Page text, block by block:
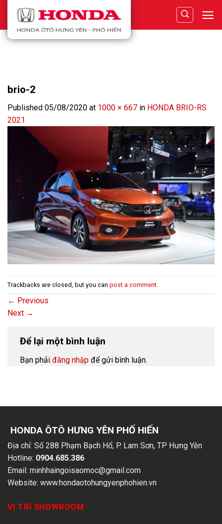
content
brio-2
Published 05/08/2020 at 1000 × 667 in HONDA BRIO-RS
2021
Trackbacks are closed, but you can post a comment
← Previous
Next →
Để lại một bình luận
Bạn phải đăng nhập để gửi bình luận.
HONDA ÔTÔ HƯNG YÊN PHỐ HIẾN
Địa chỉ: Số 288 Phạm Bạch Hổ, P. Lam Sơn, TP Hưng Yên
Hotline: 0904.685.386
Email: minhhaingoisaomoc@gmail.com
Website: www.hondaotohungyenphohien.vn
VỊ TRÍ SHOWROOM